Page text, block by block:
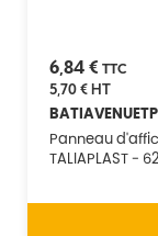
6,84 € TTC
5,70 €HT
BATIAVENUETP
Panneau
TALIAPLAST -